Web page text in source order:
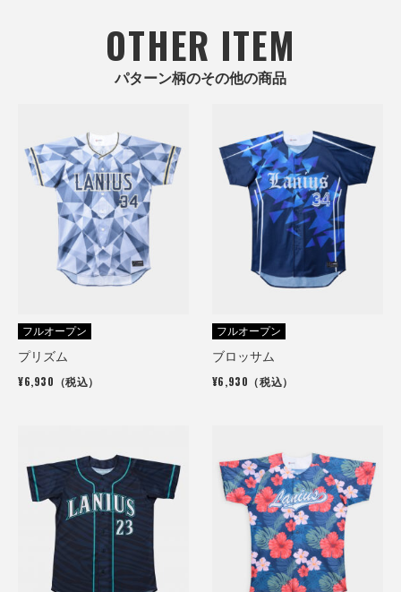
OTHER ITEM
パターン柄のその他の商品
フルオープン
プリズム
¥6,930（税込）
フルオープン
ブロッサム
¥6,930（税込）